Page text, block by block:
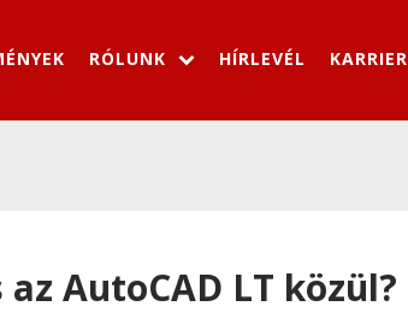
RÓLUNK HÍRLEVÉL KARRIER
AutoCAD LT közül?